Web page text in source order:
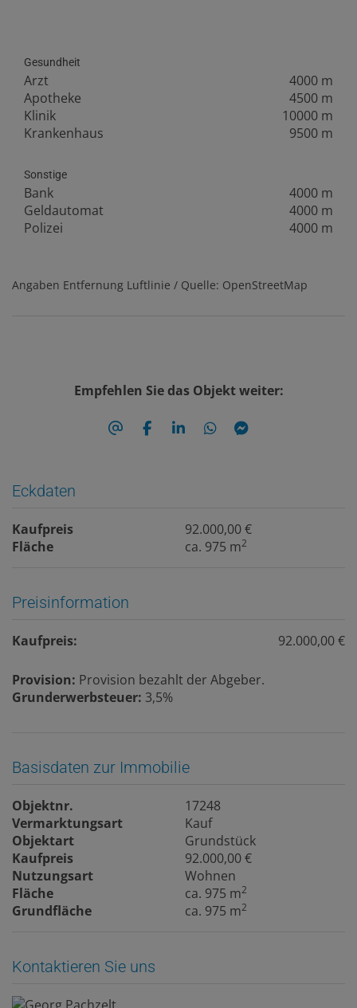
Gesundheit
Arzt
4000 m
Apotheke
4500 m
Klinik
10000 m
Krankenhaus
9500 m
Sonstige
Bank
4000 m
Geldautomat
4000 m
Polizei
4000 m
Angaben Entfernung Luftlinie / Quelle: OpenStreetMap
Empfehlen Sie das Objekt weiter:
Eckdaten
Kaufpreis
92.000,00 €
Fläche
ca. 975 m2
Preisinformation
Kaufpreis: 92.000,00 €
Provision: Provision bezahlt der Abgeber.
Grunderwerbsteuer: 3,5%
Basisdaten zur Immobilie
Objektnr.
17248
Vermarktungsart
Kauf
Objektart
Grundstück
Kaufpreis
92.000,00 €
Nutzungsart
Wohnen
Fläche
ca. 975 m2
Grundfläche ca. 975 m2
Kontaktieren Sie uns